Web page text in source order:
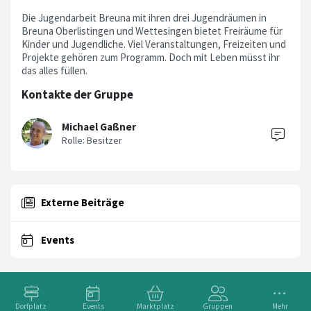
Dorfplatz Events Marktplatz Gruppen Mehr
Die Jugendarbeit Breuna mit ihren drei Jugendräumen in
Breuna Oberlistingen und Wettesingen bietet Freiräume für
Kinder und Jugendliche. Viel Veranstaltungen, Freizeiten und
Projekte gehören zum Programm. Doch mit Leben müsst ihr
das alles füllen.
Kontakte der Gruppe
Michael Gaßner
Externe Beiträge
Events